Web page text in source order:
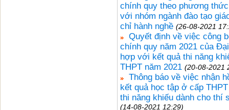
chính quy theo phương
với nhóm ngành đào tạo
chỉ hành nghề (26-08-2021
Quyết định về việc công
chính quy năm 2021 của
hợp với kết quả thi năng
THPT năm 2021 (20-08-2021
Thông báo về việc nhận
kết quả học tập ở cấp
thi năng khiếu dành cho thí
(14-08-2021 12:29)